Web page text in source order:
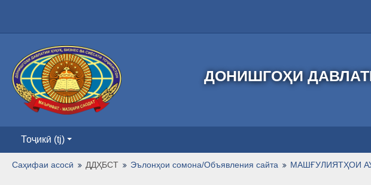
ДОНИШГОҲИ
Тоҷикӣ ‎(tj)‎
Саҳифаи асосӣ ДДҲБСТ Эълонҳои сомона/Объявления сайта МАШҒУЛИЯТҲОИ